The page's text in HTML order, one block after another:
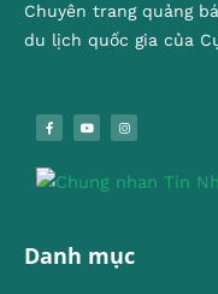
Chuyên trang quảng
du lịch quốc gia của
Danh mục